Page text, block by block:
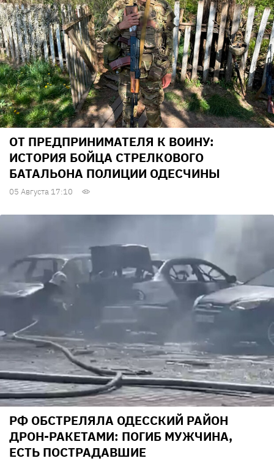
ОТ ПРЕДПРИНИМАТЕЛЯ К ВОИНУ:
ИСТОРИЯ БОЙЦА СТРЕЛКОВОГО
БАТАЛЬОНА ПОЛИЦИИ ОДЕСЧИНЫ
05 Августа 17:10
РФ ОБСТРЕЛЯЛА ОДЕССКИЙ РАЙОН
ДРОН-РАКЕТАМИ: ПОГИБ МУЖЧИНА,
ЕСТЬ ПОСТРАДАВШИЕ